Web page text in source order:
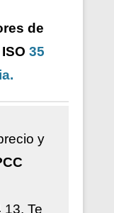
de
35
.
y
13. Te